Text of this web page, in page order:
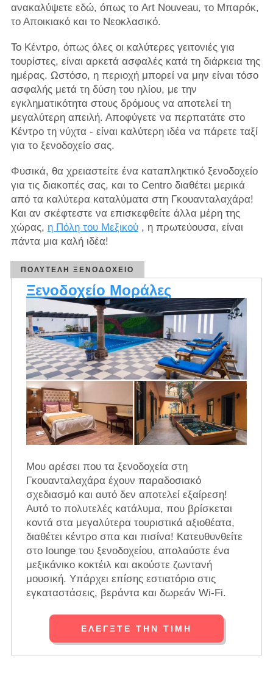
ανακαλύψετε εδώ, όπως το Art Nouveau, το Μπαρόκ,
το Αποικιακό και το Νεοκλασικό.
Το Κέντρο, όπως όλες οι καλύτερες γειτονιές για
τουρίστες, είναι αρκετά ασφαλές κατά τη διάρκεια της
ημέρας. Ωστόσο, η περιοχή μπορεί να μην είναι τόσο
ασφαλής μετά τη δύση του ηλίου, με την
εγκληματικότητα στους δρόμους να αποτελεί τη
μεγαλύτερη απειλή. Αποφύγετε να περπατάτε στο
Κέντρο τη νύχτα - είναι καλύτερη ιδέα να πάρετε ταξί
για το ξενοδοχείο σας.
Φυσικά, θα χρειαστείτε ένα καταπληκτικό ξενοδοχείο
για τις διακοπές σας, και το Centro διαθέτει μερικά
από τα καλύτερα καταλύματα στη Γκουανταλαχάρα!
Και αν σκέφτεστε να επισκεφθείτε άλλα μέρη της
χώρας, η Πόλη του Μεξικού, η πρωτεύουσα, είναι
πάντα μια καλή ιδέα!
ΠΟΛΥΤΕΛΉ ΞΕΝΟΔΟΧΕΊΟ
Ξενοδοχείο Μοράλες
Μου αρέσει που τα ξενοδοχεία στη
Γκουανταλαχάρα έχουν παραδοσιακό
σχεδιασμό και αυτό δεν αποτελεί εξαίρεση!
Αυτό το πολυτελές κατάλυμα, που βρίσκεται
κοντά στα μεγαλύτερα τουριστικά αξιοθέατα,
διαθέτει κέντρο σπα και πισίνα! Κατευθυνθείτε
στο lounge του ξενοδοχείου, απολαύστε ένα
μεξικάνικο κοκτέιλ και ακούστε ζωντανή
μουσική. Υπάρχει επίσης εστιατόριο στις
εγκαταστάσεις, βεράντα και δωρεάν Wi-Fi.
ΕΛΈΓΞΤΕ ΤΗΝ ΤΙΜΉ